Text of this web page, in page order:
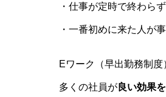
・仕事が定時で終わら
・一番初めに来た人が
Eワーク（早出勤務制度
多くの社員が 良い効果